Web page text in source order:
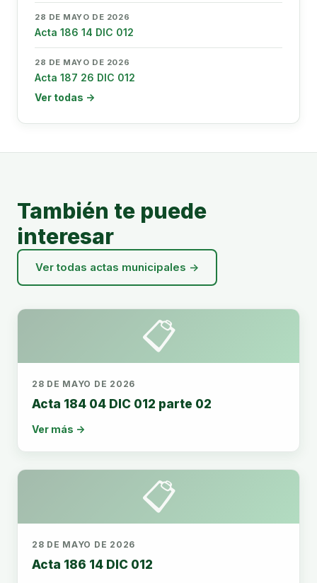
28 DE MAYO DE 2026
Acta 186 14 DIC 012
28 DE MAYO DE 2026
Acta 187 26 DIC 012
Ver todas →
También te puede
interesar
Ver todas actas municipales →
📋
28 DE MAYO DE 2026
Acta 184 04 DIC 012 parte 02
Ver más →
📋
28 DE MAYO DE 2026
Acta 186 14 DIC 012